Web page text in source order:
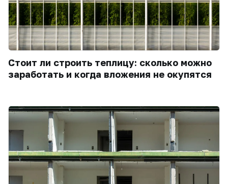
Стоит ли строить теплицу: сколько можно
заработать и когда вложения не окупятся